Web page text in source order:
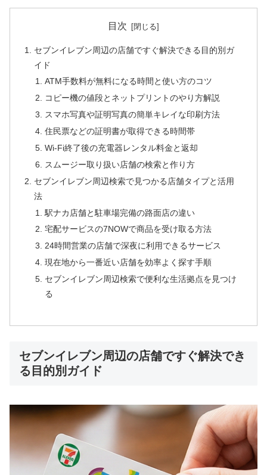
目次
セブンイレブン周辺の店舗ですぐ解決できる目的別ガ
イド
ATM手数料が無料になる時間と使い方のコツ
コピー機の値段とネットプリントのやり方解説
スマホ写真や証明写真の簡単キレイな印刷方法
住民票などの証明書が取得できる時間帯
Wi-Fi終了後の充電器レンタル料金と返却
スムージー取り扱い店舗の検索と作り方
セブンイレブン周辺検索で見つかる店舗タイプと活用
法
駅ナカ店舗と駐車場完備の路面店の違い
宅配サービスの7NOWで商品を受け取る方法
24時間営業の店舗で深夜に利用できるサービス
現在地から一番近い店舗を効率よく探す手順
セブンイレブン周辺検索で便利な生活拠点を見つけ
る
セブンイレブン周辺の店舗ですぐ解決でき
る目的別ガイド